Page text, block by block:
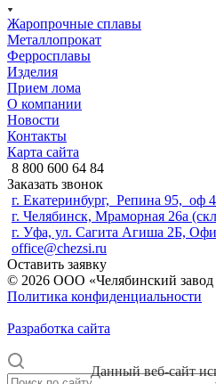
Жаропрочные сплавы
Металлопрокат
Ферросплавы
Изделия
Прием лома
О компании
Новости
Контакты
Карта сайта
8 800 600 64 84
Заказать звонок
г. Екатеринбург, Репина 95, оф
г. Челябинск, Мраморная 26а
г. Уфа, ул. Сагита Агиша 2Б,
office@chezsi.ru
Оставить заявку
© 2026 ООО «Челябинский завод
Политика конфиденциальности
Разработка сайта
Данный веб-сайт